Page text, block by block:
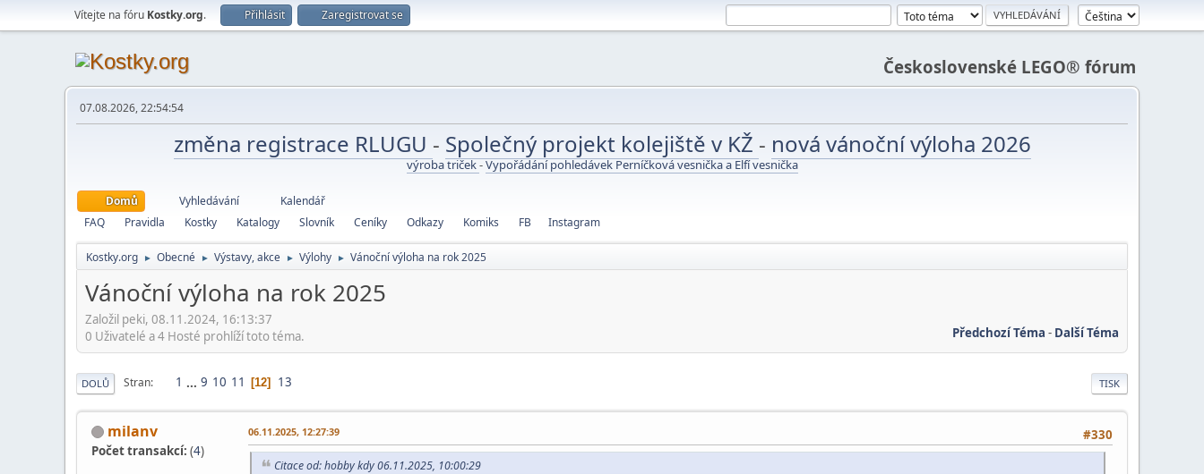
Vítejte na fóru Kostky.org. Přihlásit Zaregistrovat se
Československé LEGO® fórum
07.08.2026, 22:54:54
změna registrace RLUGU - Společný projekt kolejiště v KŽ - nová vánoční výloha 2026
výroba triček-Vypořádání pohledávek Perníčková vesnička a Elfí vesnička
Domů Vyhledávání
Kalendář
FAQ
Pravidla Kostky Katalogy Slovník Ceníky Odkazy Komiks FB Instagram
Kostky.org ► Obecné ► Výstavy, akce ► Výlohy ► Vánoční výloha na rok 2025
Vánoční výloha na rok 2025
Založil peki, 08.11.2024, 16:13:37
Předchozí Téma - Další Téma
0 Uživatelé a 4 Hosté prohlíží toto téma.
TISK
DOLŮ Stran 1 ... 9 10 11 12 13
milanv
Počet transakcí: (4)
#330
06.11.2025, 12:27:39
Citace od: hobby kdy 06.11.2025, 10:00:29